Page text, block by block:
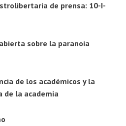
de prensa: 10-I-
sobre la paranoia
de los académicos y la
de la academia